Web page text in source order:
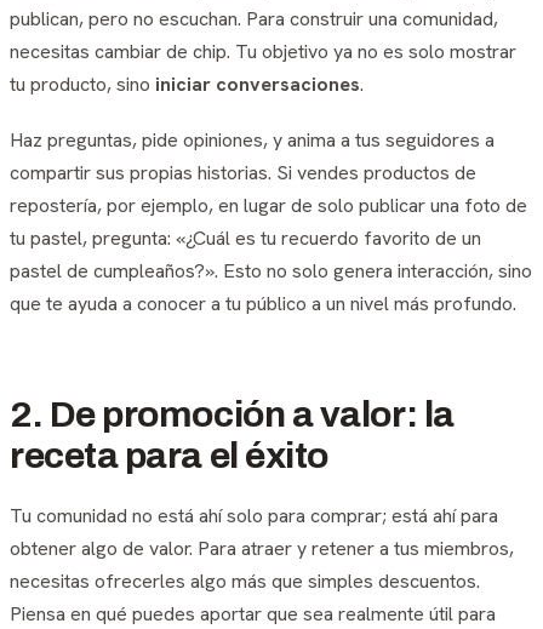
publican, pero no escuchan. Para construir una comunidad,
necesitas cambiar de chip. Tu objetivo ya no es solo mostrar
tu producto, sino iniciar conversaciones.
Haz preguntas, pide opiniones, y anima a tus seguidores a
compartir sus propias historias. Si vendes productos de
repostería, por ejemplo, en lugar de solo publicar una foto de
tu pastel, pregunta: «¿Cuál es tu recuerdo favorito de un
pastel de cumpleaños?». Esto no solo genera interacción, sino
que te ayuda a conocer a tu público a un nivel más profundo.
2. De promoción a valor: la
receta para el éxito
Tu comunidad no está ahí solo para comprar; está ahí para
obtener algo de valor. Para atraer y retener a tus miembros,
necesitas ofrecerles algo más que simples descuentos.
Piensa en qué puedes aportar que sea realmente útil para